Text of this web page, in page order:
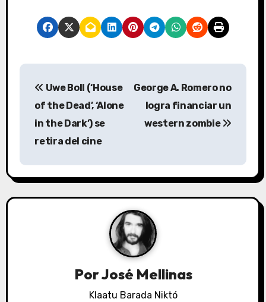
N
g
a
Uwe Boll (‘House
of the Dead’, ‘Alone
in the Dark’) se
retira del cine
George A. Romero no
logra financiar un
western zombie
PorJosé Mellinas
Klaatu Barada Niktó